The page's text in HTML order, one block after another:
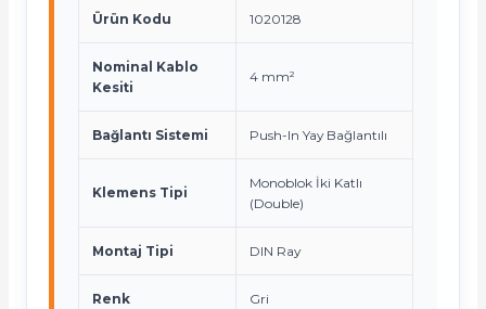
Ürün Kodu 1020128
Nominal Kablo
Kesiti
4 mm²
Bağlantı Sistemi Push-In Yay Bağlantılı
Klemens Tipi
Monoblok İki Katlı
(Double)
Montaj Tipi DIN Ray
Renk Gri